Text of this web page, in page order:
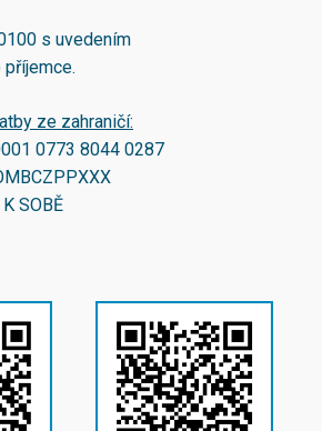
s uvedením
příjemce.
ze zahraničí:
0773 8044 0287
SOBĚ